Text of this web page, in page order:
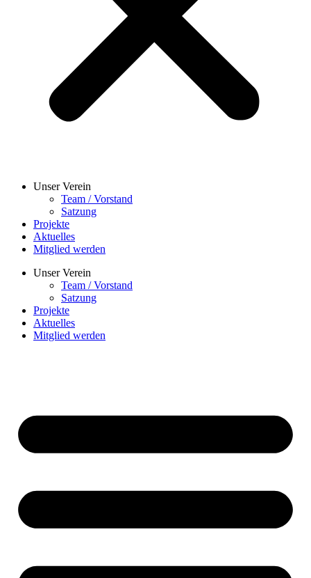
Unser Verein
Team / Vorstand
Satzung
Projekte
Aktuelles
Mitglied werden
Unser Verein
Team / Vorstand
Satzung
Projekte
Aktuelles
Mitglied werden